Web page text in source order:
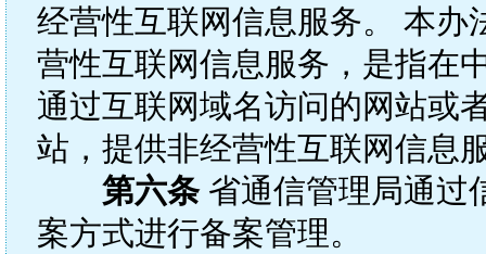
经营性互联网信息服务。 本办
营性互联网信息服务，是指在
通过互联网域名访问的网站或
站，提供非经营性互联网信息
第六条省通信管理局通过
案方式进行备案管理。